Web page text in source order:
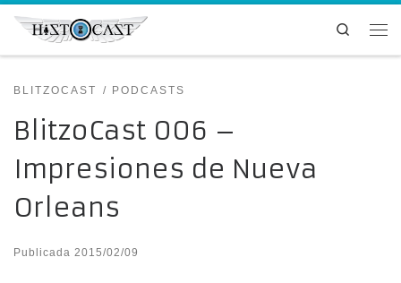
Saltar al contenido
Search
BLITZOCAST PODCASTS
BlitzoCast 006 –
Impresiones de Nueva
Orleans
Publicada 2015/02/09